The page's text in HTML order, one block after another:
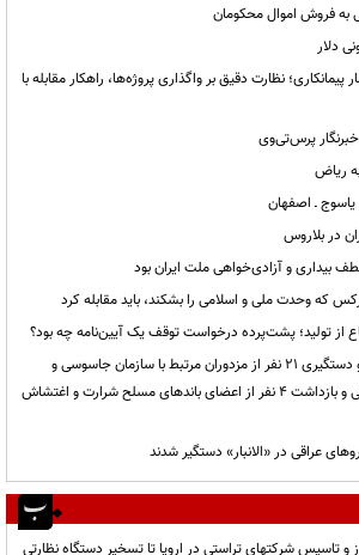
به فروش اموال محکومان
دلار
نظارت دقیق بر واگذاری پروژه‌ها، راهکار مقابله با
خبرنگار پرس‌تی‌وی
ریاض
در بلاروس
بیداری و آزادی‌خواهی ملت ایران بود
که وحدت ملی و اسلامی را بشکند، باید مقابله کرد
از تولید؛ پشت‌پرده درخواست توقف یک آیین‌نامه چه بود؟
وزارت اطلاعات: شناسایی و دستگیری ۲۱ نفر از مزدوران مرتبط با سازمان جاسوسی و
تروریستی رژیم صهیونیستی و بازداشت ۴ نفر از اعضای باندهای مسلح شرارت و اغتشاش
عراقی در «الانبار» دستگیر شدند
و تاسیس شرکتهای تراستی در اروپا تا تسخیر دستگاه نظارتی